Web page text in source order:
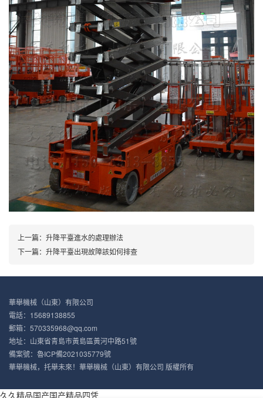
上一篇： 升降平臺進水的處理辦法
下一篇： 升降平臺出現故障該如何排查
華舉機械（山東）有限公司
電話：15689138855
郵箱：570335968@qq.com
地址：山東省青島市黃島區黃河中路51號
備案號： 魯ICP備2021035779號
華舉機械，托舉未來！華舉機械（山東）有限公司 版權所有
久久精品国产国产精品四凭